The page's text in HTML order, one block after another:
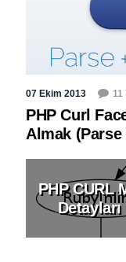
07 Ekim 2013 11
PHP Curl
Almak (Parse
PHP CURL
Detayları